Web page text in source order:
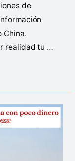
de
China.
realidad tu …